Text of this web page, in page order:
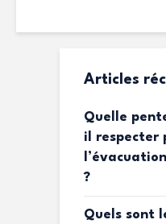
Articles
Quelle
il respecter
?
Quels sont